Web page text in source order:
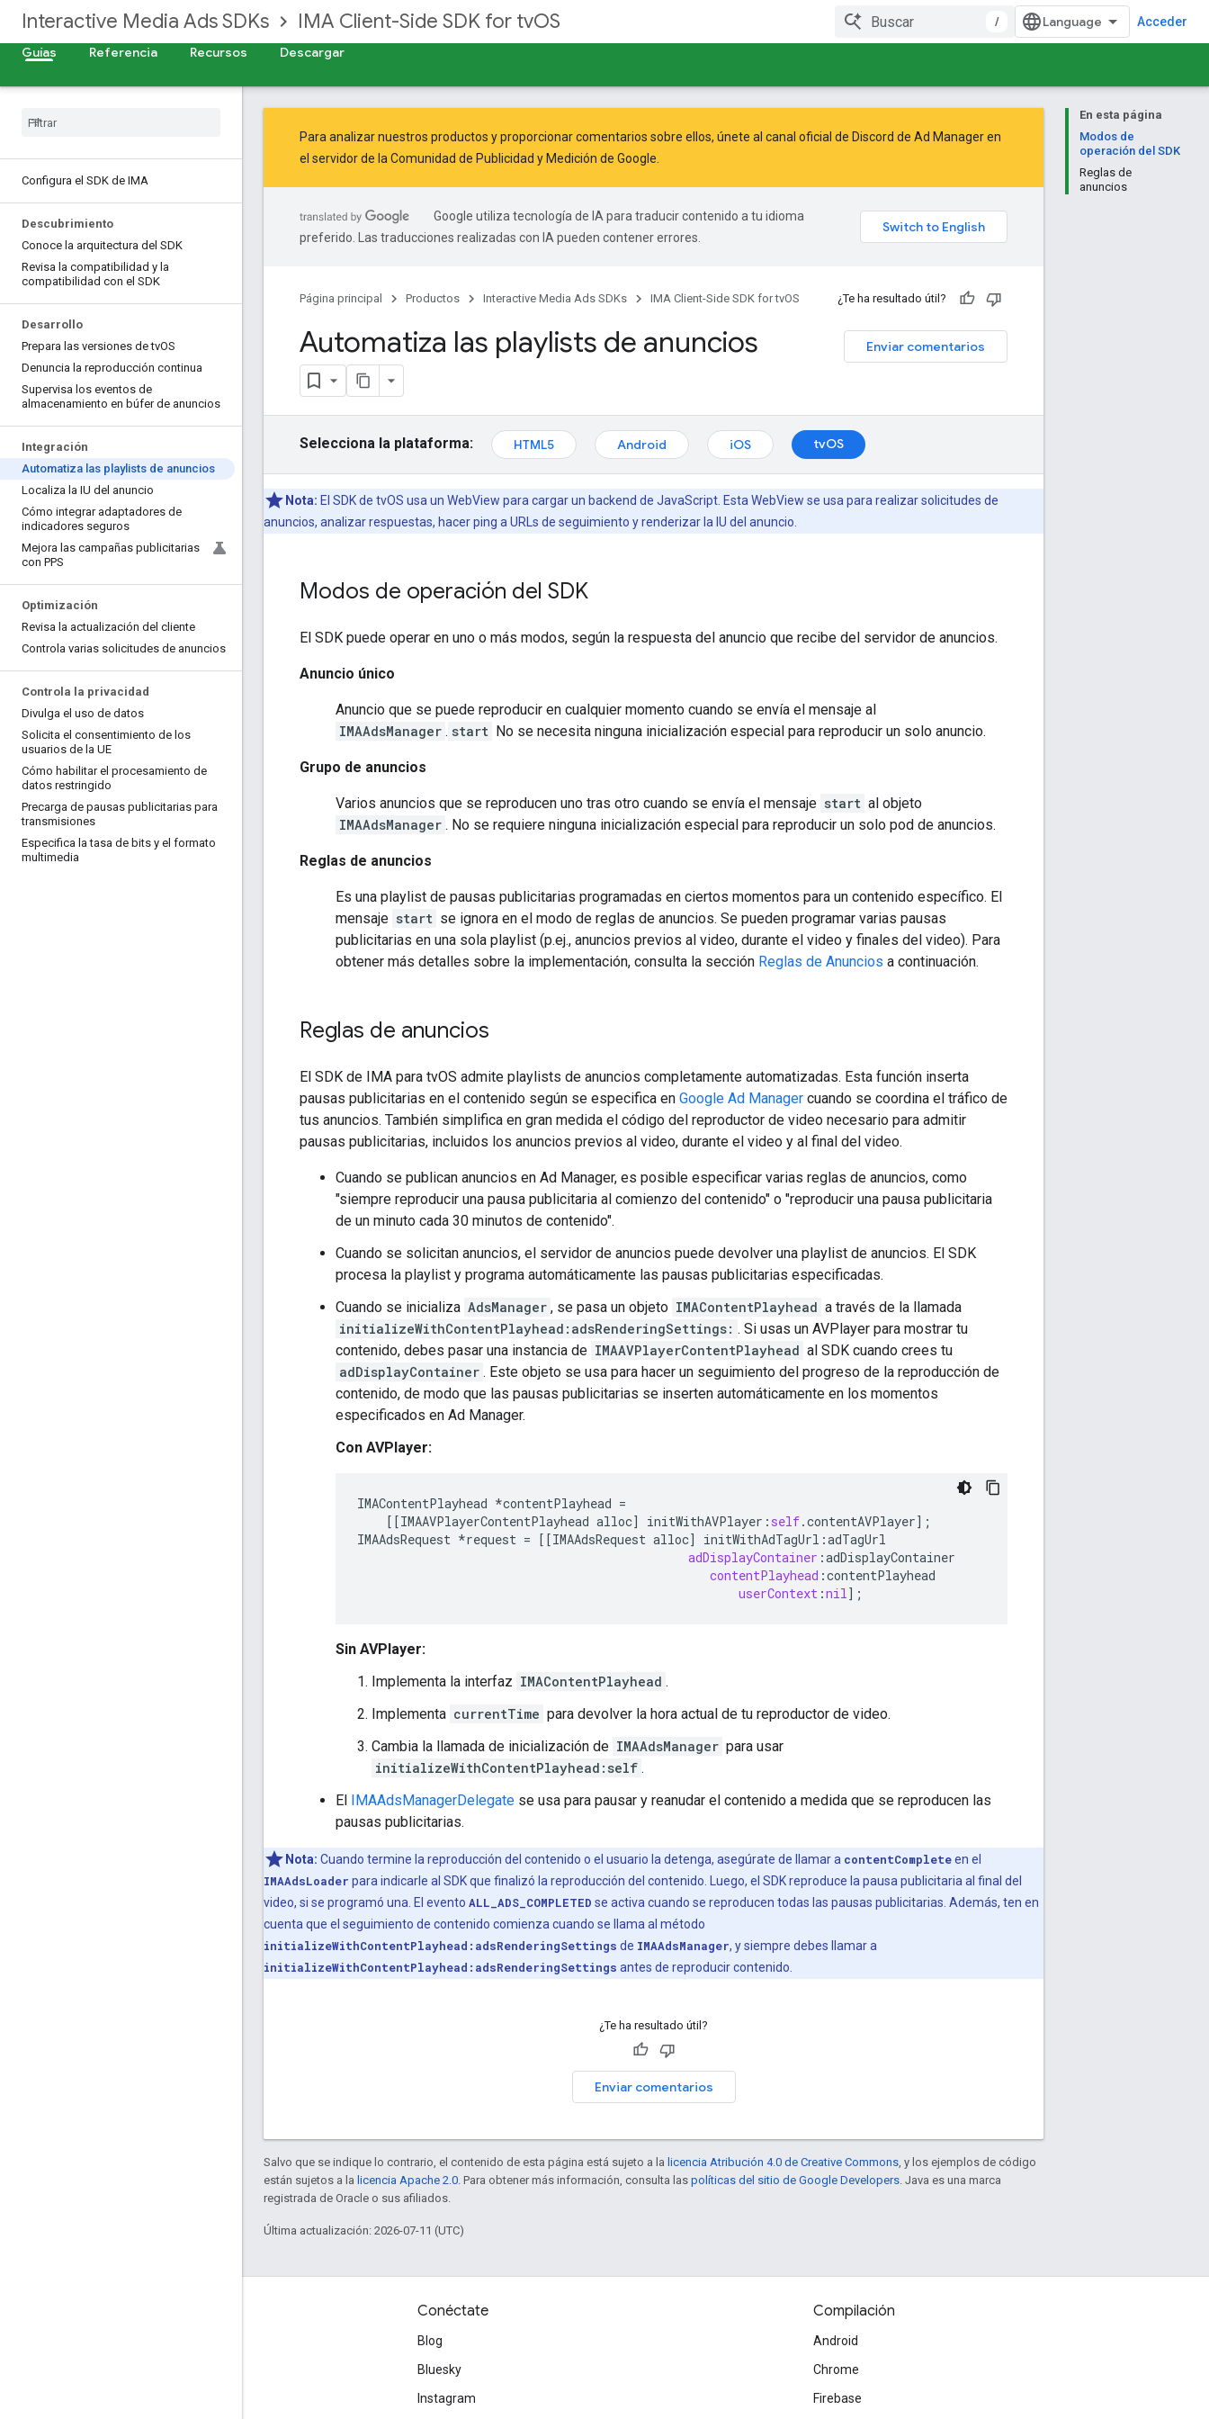
Interactive Media Ads SDKs IMA Client-Side SDK for tvOS / Acceder
Guías Referencia Recursos Descargar
Configura el SDK de IMA
Descubrimiento
Conoce la arquitectura del SDK
Revisa la compatibilidad y la
compatibilidad con el SDK
Desarrollo
Prepara las versiones de tvOS
Denuncia la reproducción continua
Supervisa los eventos de
almacenamiento en búfer de anuncios
Integración
Automatiza las playlists de anuncios
Localiza la IU del anuncio
Cómo integrar adaptadores de
indicadores seguros
Mejora las campañas publicitarias
con PPS
Optimización
Revisa la actualización del cliente
Controla varias solicitudes de anuncios
Controla la privacidad
Divulga el uso de datos
Solicita el consentimiento de los
usuarios de la UE
Cómo habilitar el procesamiento de
datos restringido
Precarga de pausas publicitarias para
transmisiones
Especifica la tasa de bits y el formato
multimedia
En esta página
Modos de
operación del SDK
Reglas de
anuncios
Para analizar nuestros productos y proporcionar comentarios sobre ellos, únete al canal oficial de Discord de Ad Manager en
el servidor de la Comunidad de Publicidad y Medición de Google
Google utiliza tecnología de IA para traducir contenido a tu idioma
preferido. Las traducciones realizadas con IA pueden contener errores.
Página principal Productos Interactive Media Ads SDKs IMA Client-Side SDK for tvOS ¿Te ha resultado útil?
Enviar comentarios
Automatiza las playlists de anuncios
Selecciona la plataforma: HTML5 Android iOS tvOS
Nota: El SDK de tvOS usa un WebView para cargar un backend de JavaScript. Esta WebView se usa para realizar solicitudes de
anuncios, analizar respuestas, hacer ping a URLs de seguimiento y renderizar la IU del anuncio.
Modos de operación del SDK
El SDK puede operar en uno o más modos, según la respuesta del anuncio que recibe del servidor de anuncios.
Anuncio único
Anuncio que se puede reproducir en cualquier momento cuando se envía el mensaje al
IMAAdsManager . start No se necesita ninguna inicialización especial para reproducir un solo anuncio.
Grupo de anuncios
Varios anuncios que se reproducen uno tras otro cuando se envía el mensaje start al objeto
IMAAdsManager . No se requiere ninguna inicialización especial para reproducir un solo pod de anuncios.
Reglas de anuncios
Es una playlist de pausas publicitarias programadas en ciertos momentos para un contenido específico. El
mensaje start se ignora en el modo de reglas de anuncios. Se pueden programar varias pausas
publicitarias en una sola playlist (p.ej., anuncios previos al video, durante el video y finales del video). Para
obtener más detalles sobre la implementación, consulta la sección Reglas de Anuncios a continuación.
Reglas de anuncios
El SDK de IMA para tvOS admite playlists de anuncios completamente automatizadas. Esta función inserta
pausas publicitarias en el contenido según se especifica en Google Ad Manager cuando se coordina el tráfico de
tus anuncios. También simplifica en gran medida el código del reproductor de video necesario para admitir
pausas publicitarias, incluidos los anuncios previos al video, durante el video y al final del video.
Cuando se publican anuncios en Ad Manager, es posible especificar varias reglas de anuncios, como
"siempre reproducir una pausa publicitaria al comienzo del contenido" o "reproducir una pausa publicitaria
de un minuto cada 30 minutos de contenido".
Cuando se solicitan anuncios, el servidor de anuncios puede devolver una playlist de anuncios. El SDK
procesa la playlist y programa automáticamente las pausas publicitarias especificadas.
Cuando se inicializa AdsManager , se pasa un objeto IMAContentPlayhead a través de la llamada
initializeWithContentPlayhead:adsRenderingSettings: . Si usas un AVPlayer para mostrar tu
contenido, debes pasar una instancia de IMAAVPlayerContentPlayhead al SDK cuando crees tu
adDisplayContainer . Este objeto se usa para hacer un seguimiento del progreso de la reproducción de
contenido, de modo que las pausas publicitarias se inserten automáticamente en los momentos
especificados en Ad Manager.
Con AVPlayer:
IMAContentPlayhead *contentPlayhead =
[[IMAAVPlayerContentPlayhead alloc] initWithAVPlayer : self.contentAVPlayer];
IMAAdsRequest *request = [[IMAAdsRequest alloc] initWithAdTagUrl :adTagUrl
adDisplayContainer :adDisplayContainer
contentPlayhead :contentPlayhead
userContext :nil];
Sin AVPlayer:
Implementa la interfaz IMAContentPlayhead .
Implementa currentTime para devolver la hora actual de tu reproductor de video.
Cambia la llamada de inicialización de IMAAdsManager para usar
initializeWithContentPlayhead:self .
El IMAAdsManagerDelegate se usa para pausar y reanudar el contenido a medida que se reproducen las
pausas publicitarias.
Nota: Cuando termine la reproducción del contenido o el usuario la detenga, asegúrate de llamar a contentCompleteen el
IMAAdsLoader para indicarle al SDK que finalizó la reproducción del contenido. Luego, el SDK reproduce la pausa publicitaria al final del
video, si se programó una. El evento ALL_ADS_COMPLETED se activa cuando se reproducen todas las pausas publicitarias. Además, ten en
cuenta que el seguimiento de contenido comienza cuando se llama al método
initializeWithContentPlayhead:adsRenderingSettings de IMAAdsManager, y siempre debes llamar a
initializeWithContentPlayhead:adsRenderingSettings antes de reproducir contenido.
¿Te ha resultado útil?
Enviar comentarios
Salvo que se indique lo contrario, el contenido de esta página está sujeto a la licencia Atribución 4.0 de Creative Commons , y los ejemplos de código
están sujetos a la licencia Apache 2.0 . Para obtener más información, consulta las políticas del sitio de Google Developers . Java es una marca
registrada de Oracle o sus afiliados.
Última actualización: 2026-07-11 (UTC)
Conéctate
Blog
Bluesky
Instagram
Compilación
Android
Chrome
Firebase